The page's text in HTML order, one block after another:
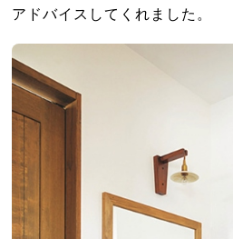
アドバイスしてくれました。